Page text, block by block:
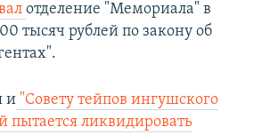
отделение "Мемориала" в
тысяч рублей по закону об
и "Совету тейпов ингушского
пытается ликвидировать